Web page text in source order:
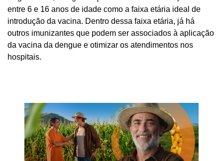
entre 6 e 16 anos de idade como a faixa etária ideal de
introdução da vacina. Dentro dessa faixa etária, já há
outros imunizantes que podem ser associados à aplicação
da vacina da dengue e otimizar os atendimentos nos
hospitais.